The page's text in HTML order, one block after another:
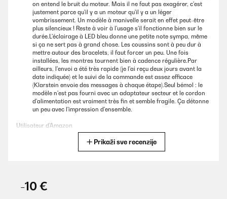
on entend le bruit du moteur. Mais il ne faut pas exagérer, c'est
justement parce qu'il y a un moteur qu'il y a un léger
vombrissement. Un modèle à manivelle serait en effet peut-être
plus silencieux ! Reste à voir à l'usage s'il fonctionne bien sur le
durée.L'éclairage à LED bleu donne une petite note sympa, même
si ça ne sert pas à grand chose. Les coussins sont à peu dur à
mettre autour des bracelets, il faut forcer un peu. Une fois
installées, les montres tournent bien à cadence régulière.Par
ailleurs, l'envoi a été très rapide (je l'ai reçu deux jours avant la
date indiquée) et le suivi de la commande est assez efficace
(Klarstein envoie des messages à chaque étape).Seul bémol : le
modèle n'est pas fourni avec un adaptateur secteur et le cordon
d'alimentation est vraiment très fin et semble fragile. Ça détonne
un peu avec l'impression d'ensemble.
Utilisateur d'Amazon
Prikaži sve recenzije
-10 €